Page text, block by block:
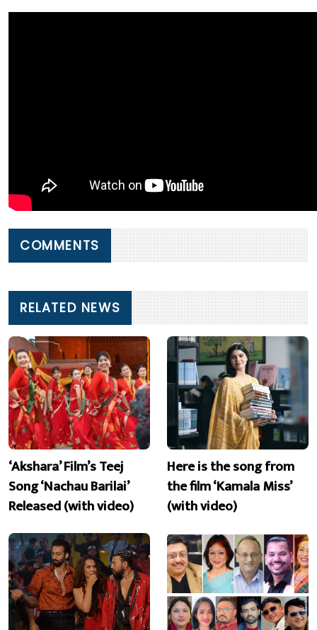
COMMENTS
RELATED NEWS
‘Akshara’ Film’s Teej
Song ‘Nachau Barilai’
Released (with video)
Here is the song from
the film ‘Kamala Miss’
(with video)